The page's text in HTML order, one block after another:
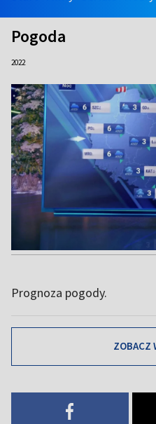
Pogoda
2022
Prognoza pogody.
ZOBACZ